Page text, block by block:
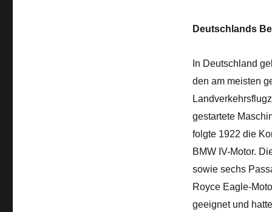
Deutschlands
In Deutschland
den am meisten
gestartete
folgte 1922 die
BMW IV-Motor.
sowie sechs
Royce Eagle-
geeignet und